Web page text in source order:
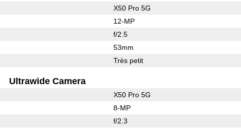
X50 Pro 5G
12-MP
f/2.5
53mm
Très petit
Ultrawide Camera
X50 Pro 5G
8-MP
f/2.3